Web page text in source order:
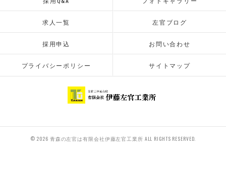
求人一覧 左官ブログ
採用申込 お問い合わせ
プライバシーポリシー サイトマップ
© 2026 青森の左官は有限会社伊藤左官工業所 ALL RIGHTS RESERVED.